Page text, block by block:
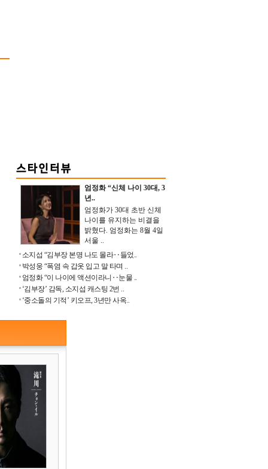
엄정화 “신체 나이 30대, 3
년..
엄정화가 30대 초반 신체
나이를 유지하는 비결을
밝혔다. 엄정화는 8월 4일
서울 ..
소지섭 “김부장 본명 나도 몰라‥들었..
박성웅 “폭염 속 갑옷 입고 말 타며 ..
엄정화 “이 나이에 액션이라니‥눈물 ..
‘김부장’ 감독, 소지섭 캐스팅 2번 ..
‘중소돌의 기적’ 키오프, 3년만 사옥..